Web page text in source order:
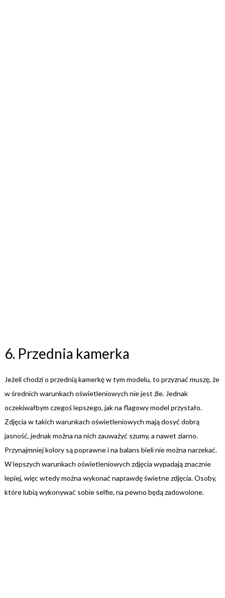
6. Przednia kamerka
Jeżeli chodzi o przednią kamerkę w tym modelu, to przyznać muszę, że
w średnich warunkach oświetleniowych nie jest źle. Jednak
oczekiwałbym czegoś lepszego, jak na flagowy model przystało.
Zdjęcia w takich warunkach oświetleniowych mają dosyć dobrą
jasność, jednak można na nich zauważyć szumy, a nawet ziarno.
Przynajmniej kolory są poprawne i na balans bieli nie można narzekać.
W lepszych warunkach oświetleniowych zdjęcia wypadają znacznie
lepiej, więc wtedy można wykonać naprawdę świetne zdjęcia. Osoby,
które lubią wykonywać sobie selfie, na pewno będą zadowolone.